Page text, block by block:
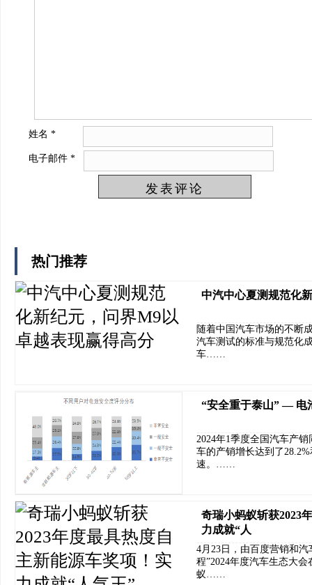
姓名 *
电子邮件 *
热门推荐
中汽中心夏测规范化
随着中国汽车市场的不断
汽车测试的标准与规范化
车……
“安全重于泰山” — 电
2024年1季度全国汽车产
车的产销增长达到了
速。……
奇瑞小蚂蚁斩获2023
力成就“人
4月23日，由百度营销和
程”2024年度汽车生态大
蚁……